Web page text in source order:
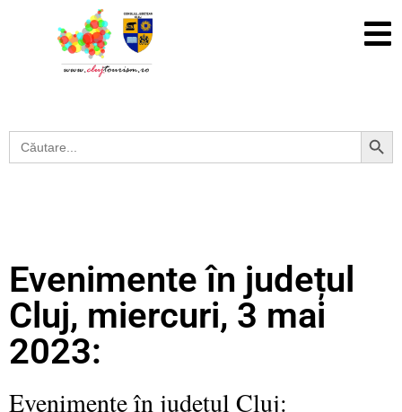
Search
for:
Search Button
Evenimente în județul
Cluj, miercuri, 3 mai
2023:
Evenimente în județul Cluj: